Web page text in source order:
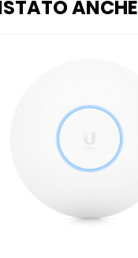
ANCHE